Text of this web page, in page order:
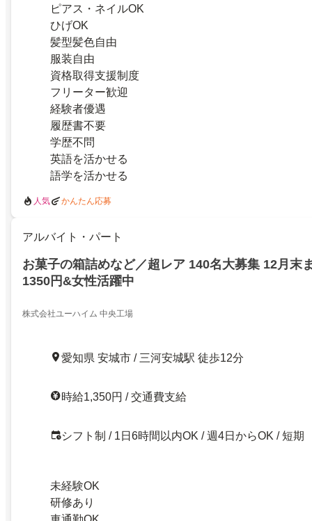
ピアス・ネイルOK
ひげOK
髪型髪色自由
服装自由
資格取得支援制度
フリーター歓迎
経験者優遇
履歴書不要
学歴不問
英語を活かせる
語学を活かせる
人気 かんたん応募
アルバイト・パート
お菓子の箱詰めなど／超レア 140名大募集 12月末
1350円&女性活躍中
株式会社ユーハイム 中央工場
愛知県 安城市 / 三河安城駅 徒歩12分
時給1,350円 / 交通費支給
シフト制 / 1日6時間以内OK / 週4日からOK / 短期
未経験OK
研修あり